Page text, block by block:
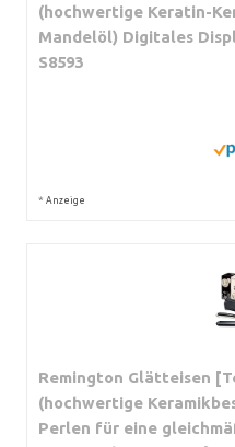
(hochwertige Keratin-
Mandelöl) Digitales
S8593
* Anzeige
Remington Glätteisen
(hochwertige
Perlen für eine